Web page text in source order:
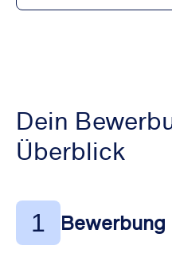
Dein
Überblick
1 Bewerbung